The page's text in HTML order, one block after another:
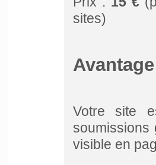
sites)
Votre site
visible en